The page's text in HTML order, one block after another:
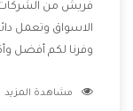
فريش من الشركات
الاسواق وتعمل
وفرنا لكم أفضل
دون اى ازعاج كما
مشاهدة المزيد